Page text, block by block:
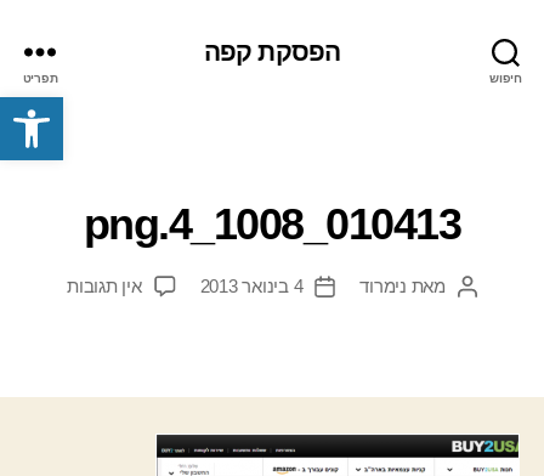
פתח סרגל נגישות
חיפוש
הפסקת קפה
תפריט
010413_1008_4.png
המחבר
מאת נימרוד
תאריך
4 בינואר 2013 אין תגובותעל